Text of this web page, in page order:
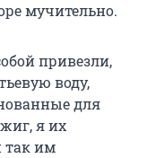
мучительно.
привезли,
воду,
для
я их
так им